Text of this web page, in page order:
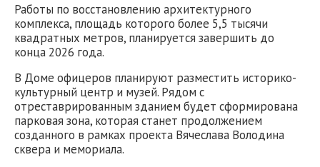
Работы по восстановлению архитектурного
комплекса, площадь которого более 5,5 тысячи
квадратных метров, планируется завершить до
конца 2026 года.
В Доме офицеров планируют разместить историко-
культурный центр и музей. Рядом с
отреставрированным зданием будет сформирована
парковая зона, которая станет продолжением
созданного в рамках проекта Вячеслава Володина
сквера и мемориала.